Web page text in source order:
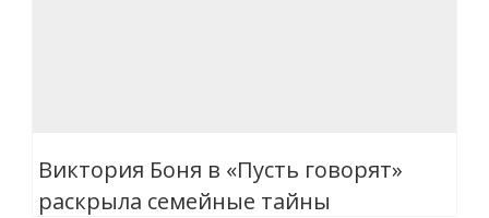
Виктория Боня в «Пусть говорят»
раскрыла семейные тайны